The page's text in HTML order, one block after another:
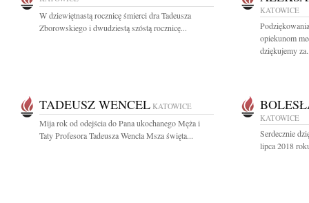
W dziewiętnastą rocznicę śmierci dra Tadeusza
Zborowskiego i dwudziestą szóstą rocznicę...
KATOWICE
opiekunom
dziękujemy
TADEUSZ WENCEL KATOWICE
Mija rok od odejścia do Pana ukochanego Męża i
Taty Profesora Tadeusza Wencla Msza święta...
KATOWICE
Serdecznie
lipca 2018